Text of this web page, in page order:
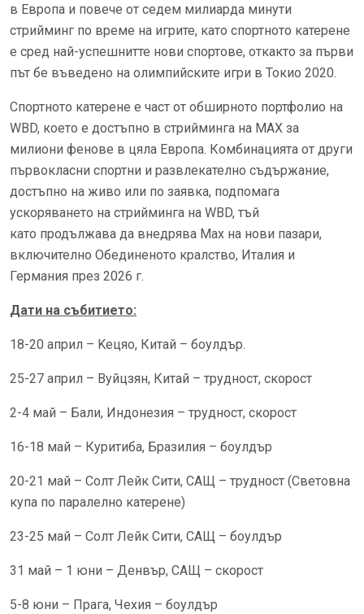
в Европа и повече от седем милиарда минути
стрийминг по време на игрите, като спортното катерене
е сред най-успешнитте нови спортове, откакто за първи
път бе въведено на олимпийските игри в Токио 2020.
Спортното катерене е част от обширното портфолио на
WBD, което е достъпно в стрийминга на МАХ за
милиони фенове в цяла Европа. Комбинацията от други
първокласни спортни и развлекателно съдържание,
достъпно на живо или по заявка, подпомага
ускоряването на стрийминга на WBD, тъй
като продължава да внедрява Max на нови пазари,
включително Обединеното кралство, Италия и
Германия през 2026 г.
Дати на събитието:
18-20 април – Kецяо, Китай – боулдър.
25-27 април – Вуйцзян, Китай – трудност, скорост
2-4 май – Бали, Индонезия – трудност, скорост
16-18 май – Куритиба, Бразилия – боулдър
20-21 май – Солт Лейк Сити, САЩ – трудност (Световна
купа по паралелно катерене)
23-25 май – Солт Лейк Сити, САЩ – боулдър
31 май – 1 юни – Денвър, САЩ – скорост
5-8 юни – Прага, Чехия – боулдър